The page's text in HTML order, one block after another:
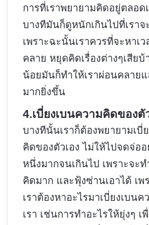
การที่เราพยายามคิดอยู่ตลอด
บางทีมันก็ดูหนักเกินไปที่เราจ
เพราะฉะนั้นเราควรที่จะหาเ
คลาย หยุดคิดเรื่องต่างๆเสียบ้
น้อยมันก็ทำให้เราผ่อนคลายแ
มากยิ่งขึ้น
4.เบี่ยงเบนความคิดของตั
บางทีนั้นเราก็ต้องพยายามเบี่
คิดของตัวเอง ไม่ให้ไปจดจ่อ
หนึ่งมากจนเกินไป เพราะจะท
คิดมาก และฟุ้งซ่านเอาได้ เพ
เราต้องหาอะไรมาเบี่ยงเบน
เรา เช่นการทำอะไรให้ยุ่งๆ เ